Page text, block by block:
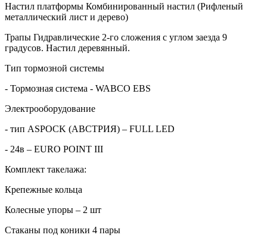
Настил платформы Комбинированный настил (Рифленый
металлический лист и дерево)
Трапы Гидравлические 2-го сложения с углом заезда 9
градусов. Настил деревянный.
Тип тормозной системы
- Тормозная система - WABCO EBS
Электрооборудование
- тип ASPOCK (АВСТРИЯ) – FULL LED
- 24в – EURO POINT III
Комплект такелажа:
Крепежные кольца
Колесные упоры – 2 шт
Стаканы под коники 4 пары